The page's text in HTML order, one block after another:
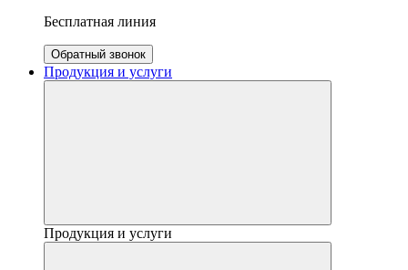
Бесплатная линия
Обратный звонок
Продукция и услуги
Продукция и услуги